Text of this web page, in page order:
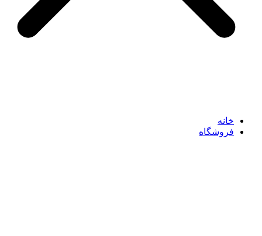
خانه
فروشگاه